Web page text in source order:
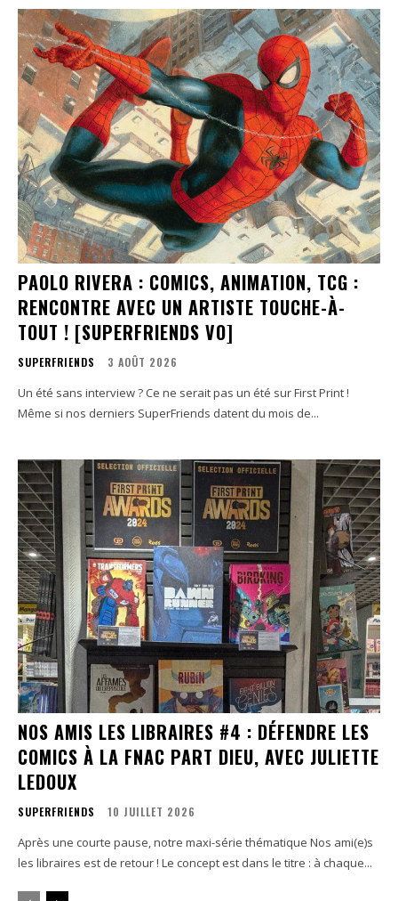
PAOLO RIVERA : COMICS, ANIMATION, TCG :
RENCONTRE AVEC UN ARTISTE TOUCHE-À-
TOUT ! [SUPERFRIENDS VO]
SUPERFRIENDS 3 AOÛT 2026
Un été sans interview ? Ce ne serait pas un été sur First Print !
Même si nos derniers SuperFriends datent du mois de...
NOS AMIS LES LIBRAIRES #4 : DÉFENDRE LES
COMICS À LA FNAC PART DIEU, AVEC JULIETTE
LEDOUX
SUPERFRIENDS 10 JUILLET 2026
Après une courte pause, notre maxi-série thématique Nos ami(e)s
les libraires est de retour ! Le concept est dans le titre : à chaque...